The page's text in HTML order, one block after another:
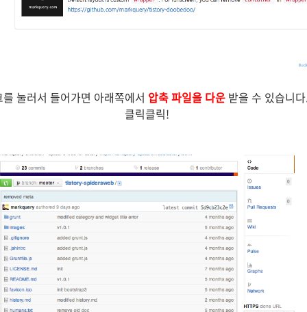
눌러서 들어가면 아래쪽에서 압축 파일을 다운받을 수 있습니
클릭클릭!